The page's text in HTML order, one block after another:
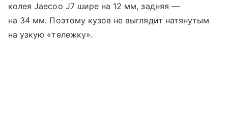
колея Jaecoo J7 шире на 12 мм, задняя —
на 34 мм. Поэтому кузов не выглядит натянутым
на узкую «тележку».